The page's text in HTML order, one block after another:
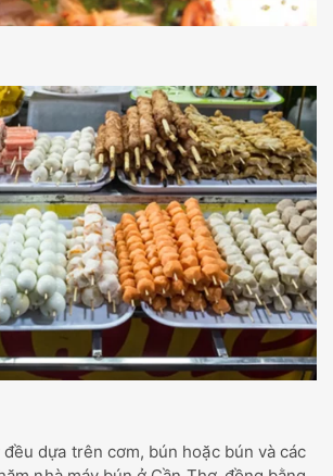
đều dựa trên cơm, bún hoặc bún và các